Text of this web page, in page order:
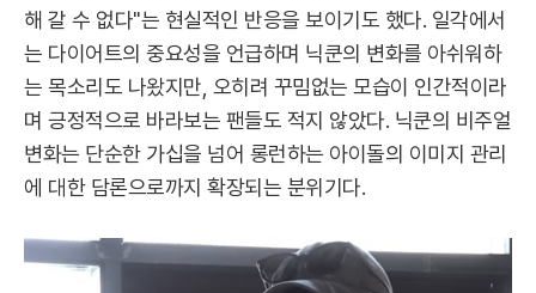
해 갈 수 없다"는 현실적인 반응을 보이기도 했다. 일각에서
는 다이어트의 중요성을 언급하며 닉쿤의 변화를 아쉬워하
는 목소리도 나왔지만, 오히려 꾸밈없는 모습이 인간적이라
며 긍정적으로 바라보는 팬들도 적지 않았다. 닉쿤의 비주얼
변화는 단순한 가십을 넘어 롱런하는 아이돌의 이미지 관리
에 대한 담론으로까지 확장되는 분위기다.